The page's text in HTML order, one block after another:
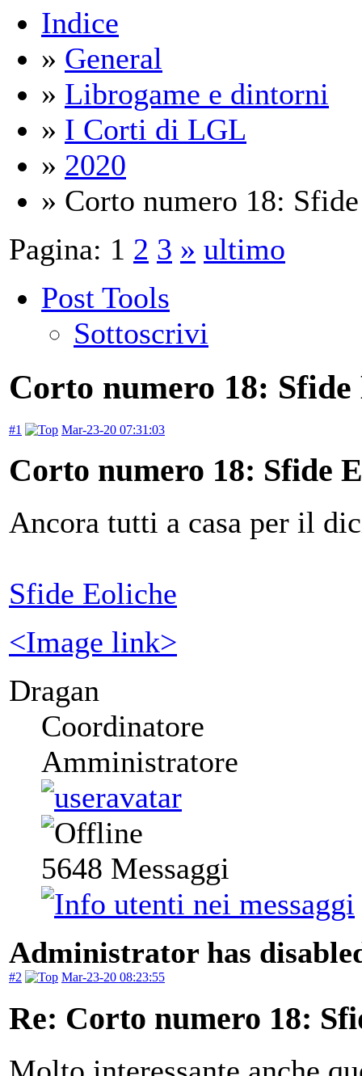
Indice
» General
» Librogame e dintorni
» I Corti di LGL
» 2020
» Corto numero 18:
Pagina: 1 2 3 » ultimo
Post Tools
Sottoscrivi
Corto numero 18: Sfide
#1 Mar-23-20 07:31:03
Corto numero 18: Sfide
Ancora tutti a casa per il
Sfide Eoliche
<Image link>
Dragan
Coordinatore
Amministratore
5648 Messaggi
Administrator has
#2 Mar-23-20 08:23:55
Re: Corto numero 18: